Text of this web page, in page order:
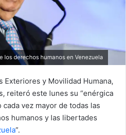
los derechos humanos en Venezuela
Exteriores y Movilidad Humana,
s, reiteró este lunes su “enérgica
vez mayor de todas las
humanos y las libertades
”.